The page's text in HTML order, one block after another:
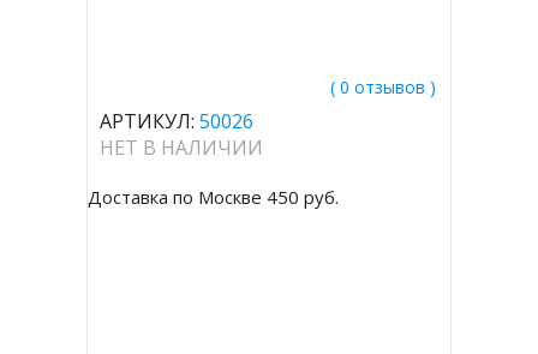
( 0 отзывов )
АРТИКУЛ: 50026
НЕТ В НАЛИЧИИ
Доставка по Москве 450 руб.